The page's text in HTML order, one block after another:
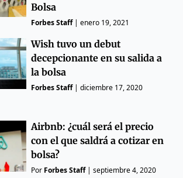
Bolsa
Forbes Staff|enero 19, 2021
Wish tuvo un debut
decepcionante en su salida a
la bolsa
Forbes Staff|diciembre 17, 2020
Airbnb: ¿cuál será el precio
con el que saldrá a cotizar en
bolsa?
Por Forbes Staff|septiembre 4, 2020